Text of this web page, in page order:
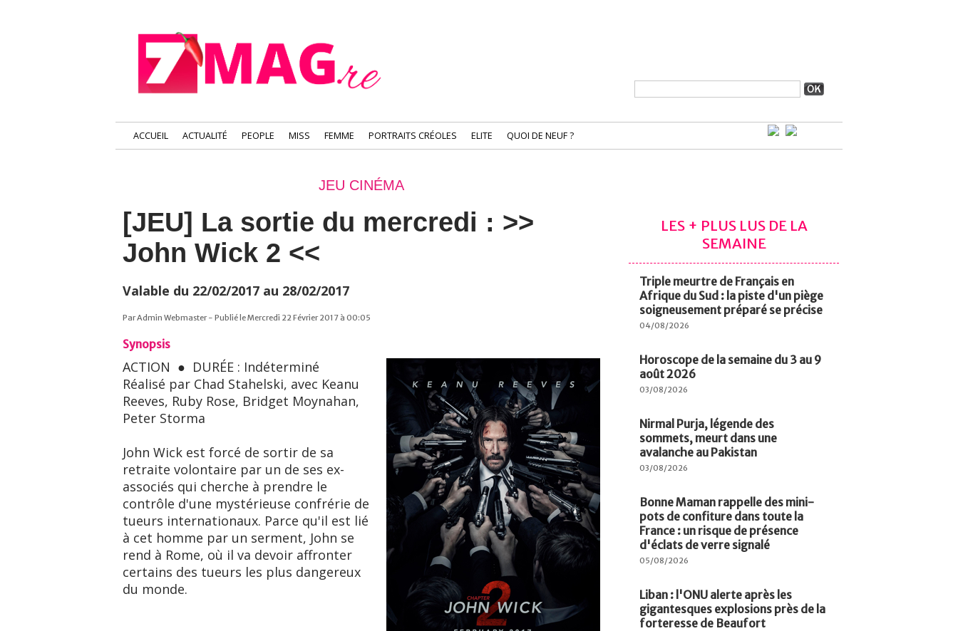
ACCUEIL ACTUALITÉ PEOPLE MISS FEMME PORTRAITS CRÉOLES ELITE QUOI DE NEUF ?
JEU CINÉMA
[JEU] La sortie du mercredi : >>
John Wick 2 <<
Valable du 22/02/2017 au 28/02/2017
Par Admin Webmaster - Publié le Mercredi 22 Février 2017 à 00:05
Synopsis
ACTION ● DURÉE : Indéterminé
Réalisé par Chad Stahelski, avec Keanu
Reeves, Ruby Rose, Bridget Moynahan,
Peter Storma
John Wick est forcé de sortir de sa
retraite volontaire par un de ses ex-
associés qui cherche à prendre le
contrôle d'une mystérieuse confrérie de
tueurs internationaux. Parce qu'il est lié
à cet homme par un serment, John se
rend à Rome, où il va devoir affronter
certains des tueurs les plus dangereux
du monde.
LES + PLUS LUS DE LA
SEMAINE
Triple meurtre de Français en
Afrique du Sud : la piste d'un piège
soigneusement préparé se précise
04/08/2026
Horoscope de la semaine du 3 au 9
août 2026
03/08/2026
Nirmal Purja, légende des
sommets, meurt dans une
avalanche au Pakistan
03/08/2026
Bonne Maman rappelle des mini-
pots de confiture dans toute la
France : un risque de présence
d'éclats de verre signalé
05/08/2026
Liban : l'ONU alerte après les
gigantesques explosions près de la
forteresse de Beaufort